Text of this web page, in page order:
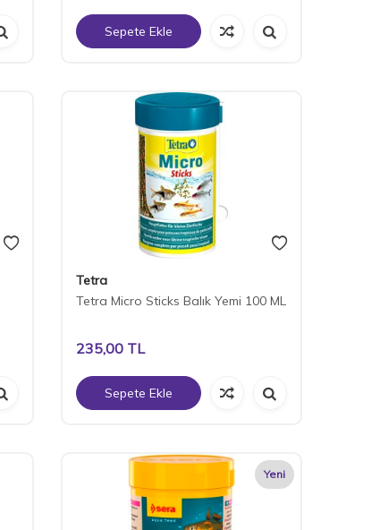
Sepete Ekle
Tetra
Tetra Micro Sticks Balık Yemi 100 ML
235,00TL
Sepete Ekle
Yeni